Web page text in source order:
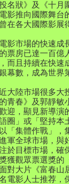
名狀》及《十月
影推向國際舞台
在各大國際影展
影市場的快速成
票房已達一百
而且持續在快速
幕數，成為世界
大陸市場很多
青春》及郭靜
迎，顯見新導
圈」或「堅持本
「集體作戰」，
軍全球市場，與
於目標市場，確
獲觀眾票選獎
對大片《富春山
電影人士推荐，